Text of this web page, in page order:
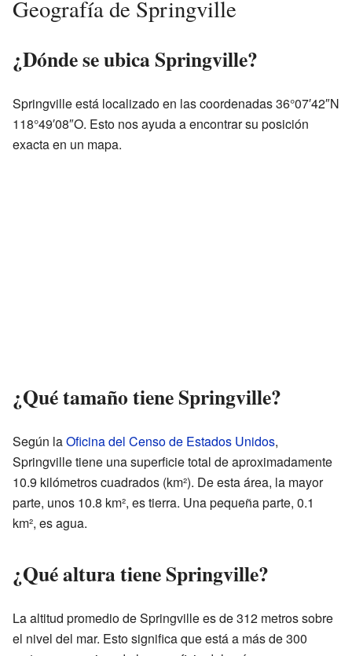
Geografía de Springville
¿Dónde se ubica Springville?
Springville está localizado en las coordenadas 36°07′42″N
118°49′08″O. Esto nos ayuda a encontrar su posición
exacta en un mapa.
¿Qué tamaño tiene Springville?
Según laOficina del Censo de Estados Unidos,
Springville tiene una superficie total de aproximadamente
10.9 kilómetros cuadrados (km²). De esta área, la mayor
parte, unos 10.8 km², es tierra. Una pequeña parte, 0.1
km², es agua.
¿Qué altura tiene Springville?
La altitud promedio de Springville es de 312 metros sobre
el nivel del mar. Esto significa que está a más de 300